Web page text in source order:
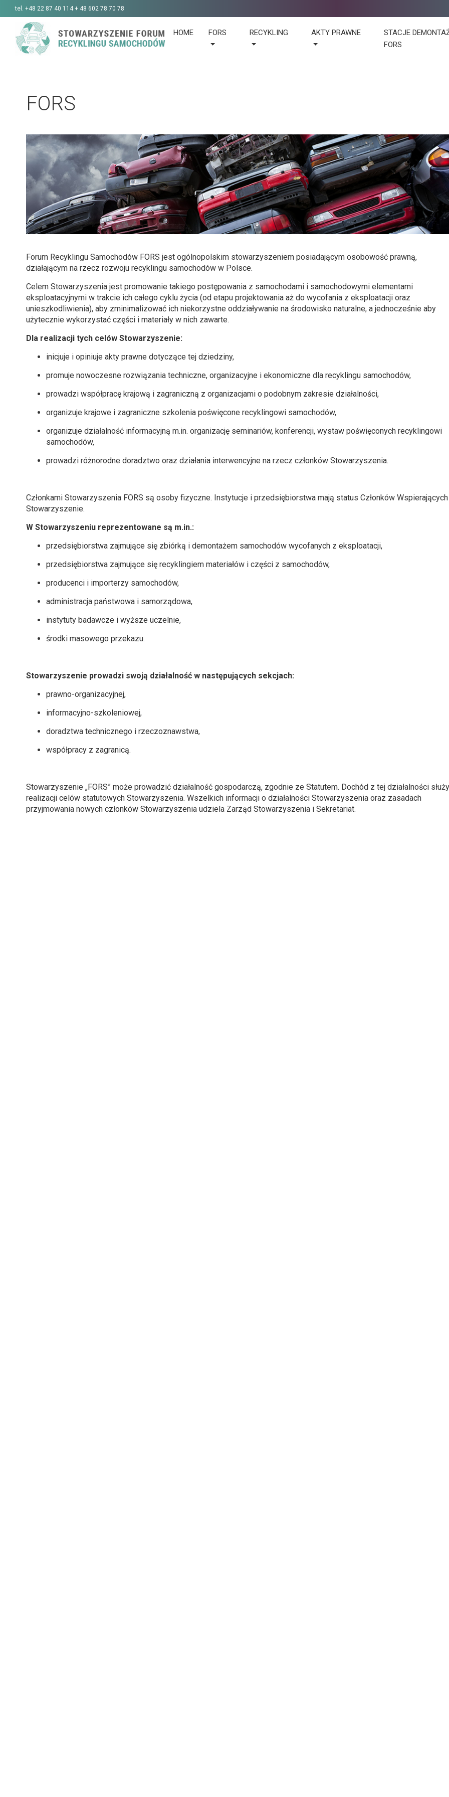
tel. +48 22 87 40 114 + 48 602 78 70 78
HOME FORS RECYKLING AKTY PRAWNE
STACJE
FORS
FORS
Forum Recyklingu Samochodów FORS jest ogólnopolskim stowarzyszeniem posiadającym osobowość prawną,
działającym na rzecz rozwoju recyklingu samochodów w Polsce.
Celem Stowarzyszenia jest promowanie takiego postępowania z samochodami i samochodowymi elementami
eksploatacyjnymi w trakcie ich całego cyklu życia (od etapu projektowania aż do wycofania z eksploatacji oraz
unieszkodliwienia), aby zminimalizować ich niekorzystne oddziaływanie na środowisko naturalne, a jednocześnie aby
użytecznie wykorzystać części i materiały w nich zawarte.
Dla realizacji tych celów Stowarzyszenie:
inicjuje i opiniuje akty prawne dotyczące tej dziedziny,
promuje nowoczesne rozwiązania techniczne, organizacyjne i ekonomiczne dla recyklingu samochodów,
prowadzi współpracę krajową i zagraniczną z organizacjami o podobnym zakresie działalności,
organizuje krajowe i zagraniczne szkolenia poświęcone recyklingowi samochodów,
organizuje działalność informacyjną m.in. organizację seminariów, konferencji, wystaw poświęconych recyklingowi
samochodów,
prowadzi różnorodne doradztwo oraz działania interwencyjne na rzecz członków Stowarzyszenia.
Członkami Stowarzyszenia FORS są osoby fizyczne. Instytucje i przedsiębiorstwa mają status Członków Wspierających
Stowarzyszenie.
W Stowarzyszeniu reprezentowane są m.in.:
przedsiębiorstwa zajmujące się zbiórką i demontażem samochodów wycofanych z eksploatacji,
przedsiębiorstwa zajmujące się recyklingiem materiałów i części z samochodów,
producenci i importerzy samochodów,
administracja państwowa i samorządowa,
instytuty badawcze i wyższe uczelnie,
środki masowego przekazu.
Stowarzyszenie prowadzi swoją działalność w następujących sekcjach:
prawno-organizacyjnej,
informacyjno-szkoleniowej,
doradztwa technicznego i rzeczoznawstwa,
współpracy z zagranicą.
Stowarzyszenie „FORS” może prowadzić działalność gospodarczą, zgodnie ze Statutem. Dochód z tej działalności służy
realizacji celów statutowych Stowarzyszenia. Wszelkich informacji o działalności Stowarzyszenia oraz zasadach
przyjmowania nowych członków Stowarzyszenia udziela Zarząd Stowarzyszenia i Sekretariat.